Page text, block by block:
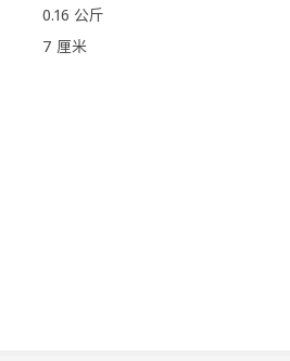
0.16 公斤
7 厘米